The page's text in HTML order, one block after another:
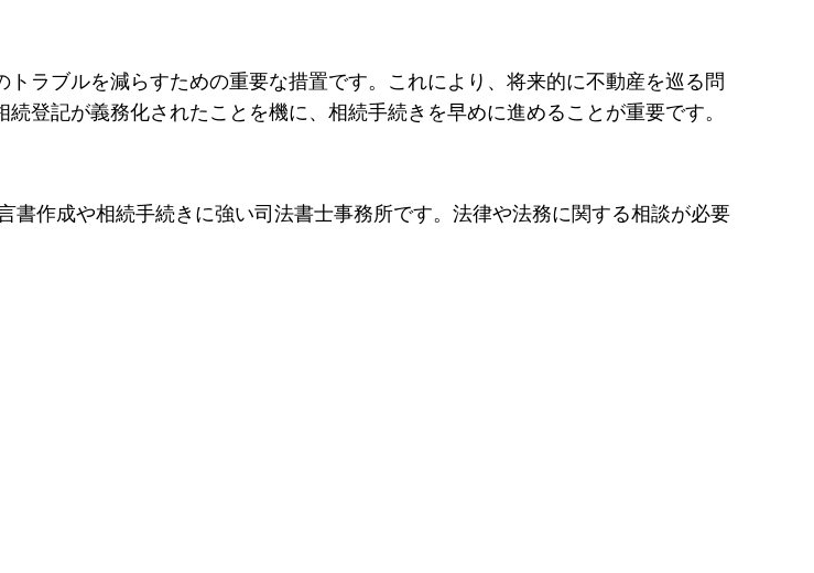
ラブルを減らすための重要な措置です。これにより、将来的に不動産を巡る問
登記が義務化されたことを機に、相続手続きを早めに進めることが重要です。
作成や相続手続きに強い司法書士事務所です。法律や法務に関する相談が必要